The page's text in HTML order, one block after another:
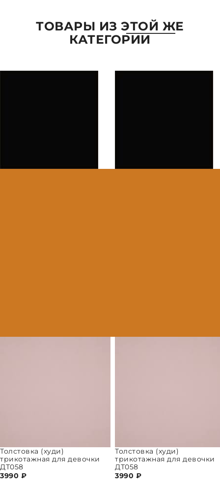
ТОВАРЫ ИЗ ЭТОЙ ЖЕ
КАТЕГОРИИ
Толстовка (худи)
трикотажная для девочки
ДТ058
3990 ₽
Толстовка (худи)
трикотажная для девочки
ДТ058
3990 ₽